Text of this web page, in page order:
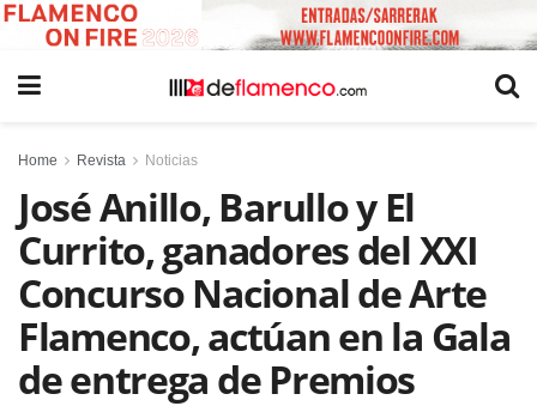
Home Revista Noticias
José Anillo, Barullo y El
Currito, ganadores del XXI
Concurso Nacional de Arte
Flamenco, actúan en la Gala
de entrega de Premios